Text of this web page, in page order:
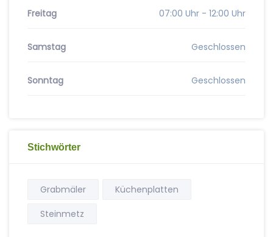
Freitag 07:00 Uhr - 12:00 Uhr
Samstag Geschlossen
Sonntag Geschlossen
Stichwörter
Grabmäler
Küchenplatten
Steinmetz